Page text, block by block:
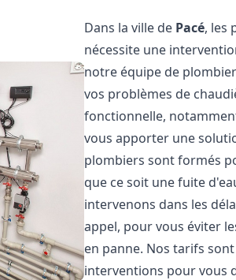
Dans la ville de Pacé, les
nécessite une
notre équipe de
vos problèmes de
fonctionnelle,
vous apporter une
plombiers sont formés
que ce soit une fuite
intervenons dans les
appel, pour vous éviter
en panne. Nos tarifs
interventions pour vous